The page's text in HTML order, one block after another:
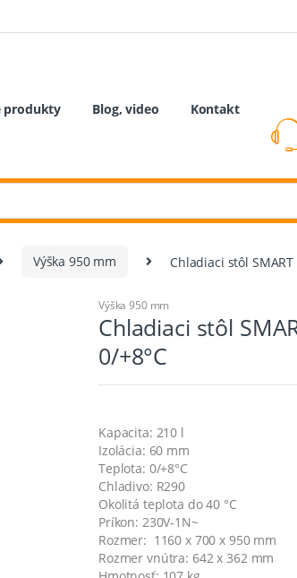
produkty Blog, video
Kontakt
Výška 950 mm Chladiaci stôl SMART
Výška 950 mm
Chladiaci stôl
0/+8°C
Kapacita: 210 l
Izolácia: 60 mm
Teplota: 0/+8°C
Chladivo: R290
Okolitá teplota do 40 °C
Príkon: 230V-1N~
Rozmer: 1160 x 700 x 950 mm
Rozmer vnútra: 642 x 362 mm